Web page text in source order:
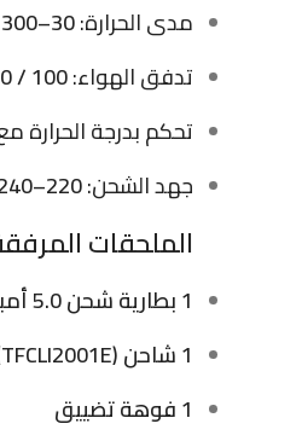
مدى الحرارة:30–300°م / 30–550°م
تدفق الهواء:100 / 200 لتر/دقيقة
تحكم بدرجة الحرارة
جهد الشحن:220–240 فولت ~ 50/60 هرتز
الملحقات
1 بطارية شحن 5.0 أمبير (TFBLI2053)
1 شاحن (TFCLI2001E)
1 فوهة تضييق